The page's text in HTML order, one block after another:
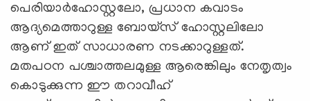
പെരിയാര്‍ഹോസ്റ്റലോ, പ്രധാന കവാടം
ആദ്യമെത്താറുള്ള ബോയ്‌സ് ഹോസ്റ്റലിലോ
ആണ് ഇത് സാധാരണ നടക്കാറുള്ളത്.
മതപഠന പശ്ചാത്തലമുള്ള ആരെങ്കിലും നേതൃത്വം
കൊടുക്കുന്ന ഈ തറാവീഹ്